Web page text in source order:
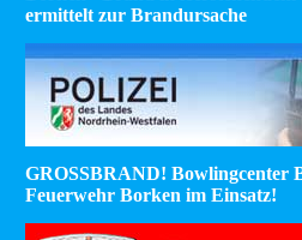
ermittelt zur Brandursache
GROSSBRAND! Bowlingcenter
Feuerwehr Borken im Einsatz!